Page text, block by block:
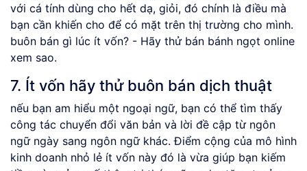
với cá tính dùng cho hết dạ, giỏi, đó chính là điều mà
bạn cần khiến cho để có mặt trên thị trường cho mình.
buôn bán gì lúc ít vốn? - Hãy thử bán bánh ngọt online
xem sao.
7. Ít vốn hãy thử buôn bán dịch thuật
nếu bạn am hiểu một ngoại ngữ, bạn có thể tìm thấy
công tác chuyển đổi văn bản và lời đề cập từ ngôn
ngữ ngày sang ngôn ngữ khác. Điểm cộng của mô hình
kinh doanh nhỏ lẻ ít vốn này đó là vừa giúp bạn kiếm